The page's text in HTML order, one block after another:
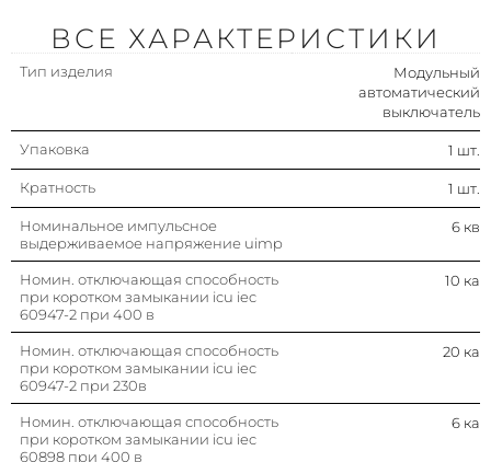
Количество защищенных
Ip20
Модульная ширина (общ. кол-во
модульных расстояний)
3
Степень загрязнения 3
Класс токоограничения 3
Номин. напряжение изоляции ui
Характеристика срабатывания
(кривая тока)
Частота 50…60 гц
ВСЕ ХАРАКТЕРИСТИКИ
Тип изделия
Модульный
автоматический
выключатель
Упаковка 1 шт.
Кратность 1 шт.
Номинальное импульсное
выдерживаемое напряжение uimp
6 кв
Номин. отключающая способность
при коротком замыкании icu iec
60947-2 при 400 в
10 ка
Номин. отключающая способность
при коротком замыкании icu iec
60947-2 при 230в
20 ка
Номин. отключающая способность
при коротком замыкании icu iec
60898 при 400 в
6 ка